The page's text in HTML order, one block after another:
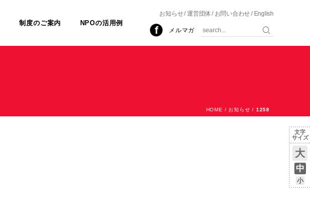
制度のご案内 NPOの活用例
お知らせ 運営団体 お問い合わせ English
メルマガ
文字
サイズ
大
中
小
HOME / お知らせ / 1258